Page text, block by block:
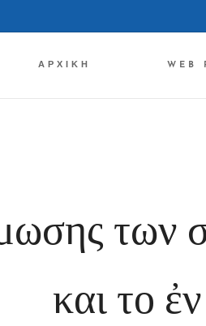
ΑΡΧΙΚΉ ✔✔✔ WEB
των
και το